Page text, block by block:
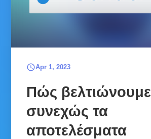
scheduleApr 1, 2023
Πώς βελτιώνουμε
συνεχώς τα
αποτελέσματα